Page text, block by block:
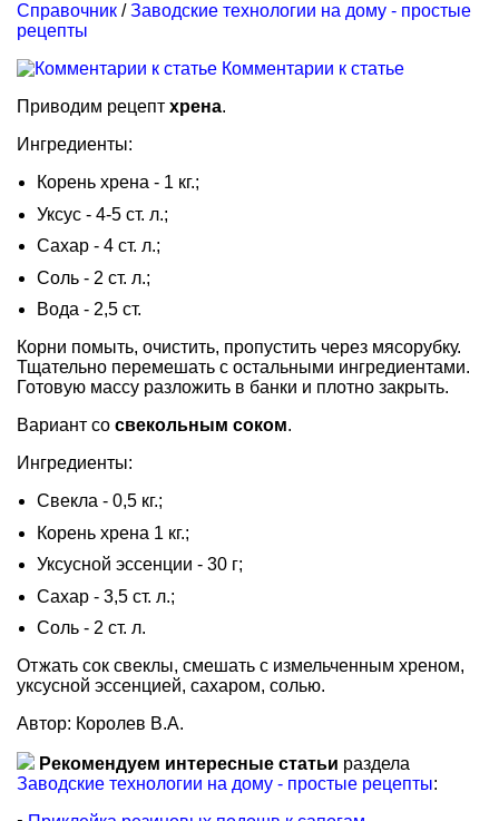
Справочник /Заводские технологии на дому - простые
рецепты
Комментарии к статье
Приводим рецепт хрена.
Ингредиенты:
Корень хрена - 1 кг.;
Уксус - 4-5 ст. л.;
Сахар - 4 ст. л.;
Соль - 2 ст. л.;
Вода - 2,5 ст.
Корни помыть, очистить, пропустить через мясорубку.
Тщательно перемешать с остальными ингредиентами.
Готовую массу разложить в банки и плотно закрыть.
Вариант со свекольным соком.
Ингредиенты:
Свекла - 0,5 кг.;
Корень хрена 1 кг.;
Уксусной эссенции - 30 г;
Сахар - 3,5 ст. л.;
Соль - 2 ст. л.
Отжать сок свеклы, смешать с измельченным хреном,
уксусной эссенцией, сахаром, солью.
Автор: Королев В.А.
Рекомендуем интересные статьи раздела
Заводские технологии на дому - простые рецепты: